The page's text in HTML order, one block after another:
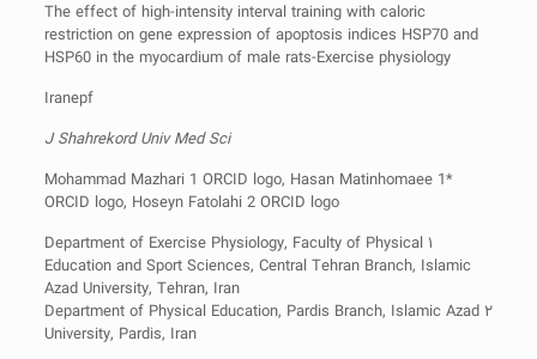
The effect of high-intensity interval training with caloric
restriction on gene expression of apoptosis indices HSP70 and
HSP60 in the myocardium of male rats-Exercise physiology
Iranepf
J Shahrekord Univ Med Sci
Mohammad Mazhari 1 ORCID logo, Hasan Matinhomaee 1*
ORCID logo, Hoseyn Fatolahi 2 ORCID logo
۱ Department of Exercise Physiology, Faculty of Physical
Education and Sport Sciences, Central Tehran Branch, Islamic
Azad University, Tehran, Iran
۲ Department of Physical Education, Pardis Branch, Islamic Azad
University, Pardis, Iran